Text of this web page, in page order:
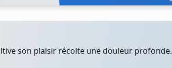
son plaisir récolte une douleur profonde.